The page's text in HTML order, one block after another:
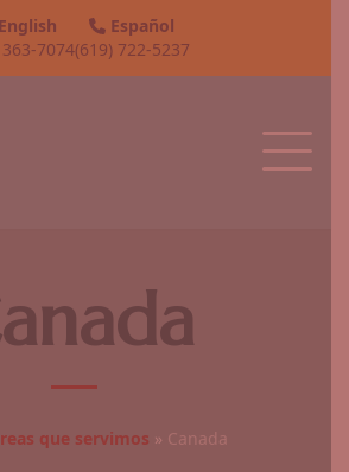
English
7074
Español
(619) 722-5237
que servimos » Canada